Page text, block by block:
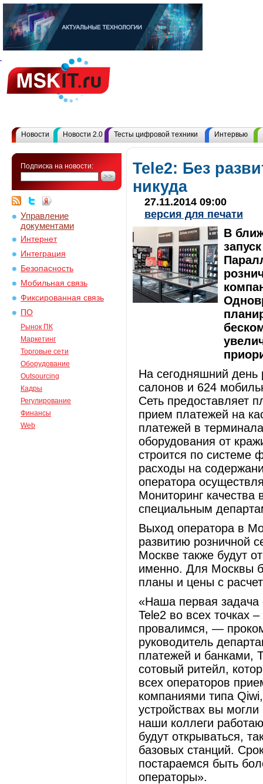
Новости Новости 2.0 Тесты цифровой техники Интервью
Подписка на новости:
Управление
документами
Интернет
Интеграция
Безопасность
Мобильная связь
Фиксированная связь
ПО
Рынок ПК
Маркетинг
Торговые сети
Оборудование
Outsourcing
Кадры
Регулирование
Финансы
Web
Tele2: Без
никуда
27.11.2014 09:00
версия для печати
В
На сегодняшний день
салонов и 624
Сеть предоставляет
прием платежей на
платежей в
оборудования от
строится по системе
расходы на
оператора
Мониторинг качества
специальным
Выход оператора в
развитию розничной
Москве также будут
именно. Для Москвы
планы и цены с
«Наша первая задача
Tele2 во всех точках
провалимся, —
руководитель
платежей и банками,
сотовый ритейл,
всех операторов
компаниями типа
устройствах вы
наши коллеги
будут открываться,
базовых станций.
постараемся быть
операторы».